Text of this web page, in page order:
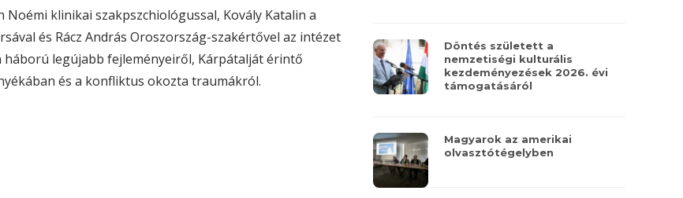
klinikai szakpszchiológussal, Kovály Katalin a
és Rácz András Oroszország-szakértővel az intézet
legújabb fejleményeiről, Kárpátalját érintő
és a konfliktus okozta traumákról.
Döntés született a
nemzetiségi kulturális
kezdeményezések 2026. évi
támogatásáról
Magyarok az amerikai
olvasztótégelyben